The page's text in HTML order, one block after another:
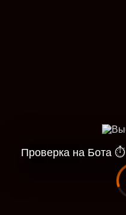
Проверка на Бота ⏱